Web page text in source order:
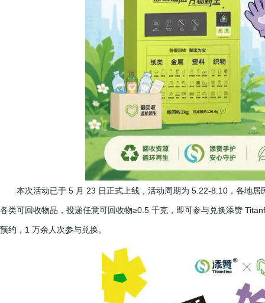
本次活动已于 5 月 23 日正式上线，活动周期为 5.22-8.10，各地
各类可回收物品，投递任意可回收物≥0.5 千克，即可参与兑换添赞
预约，1 万余人次参与兑换。